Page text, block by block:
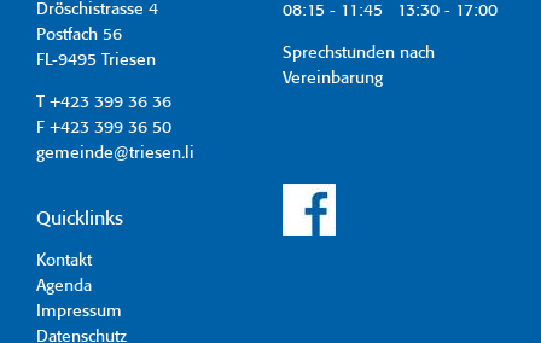
Dröschistrasse 4
Postfach 56
FL-9495 Triesen
T +423 399 36 36
F +423 399 36 50
gemeinde@triesen.li
08:15 - 11:45 13:30 - 17:00
Sprechstunden nach
Vereinbarung
Quicklinks
Kontakt
Agenda
Impressum
Datenschutz